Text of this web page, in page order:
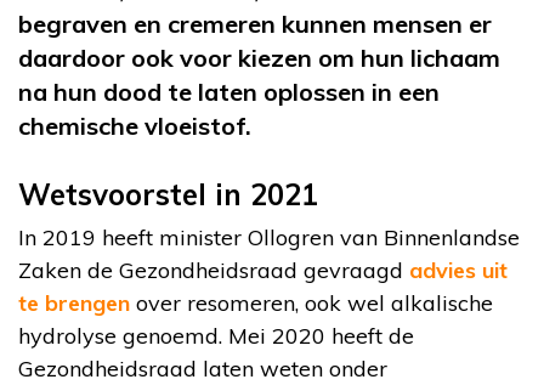
begraven en cremeren kunnen mensen er
daardoor ook voor kiezen om hun lichaam
na hun dood te laten oplossen in een
chemische vloeistof.
Wetsvoorstel in 2021
In 2019 heeft minister Ollogren van Binnenlandse
Zaken de Gezondheidsraad gevraagd advies uit
te brengen over resomeren, ook wel alkalische
hydrolyse genoemd. Mei 2020 heeft de
Gezondheidsraad laten weten onder